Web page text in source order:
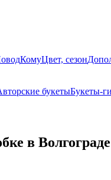
КомуЦвет, сезон
букетыБукеты-
в Волгограде